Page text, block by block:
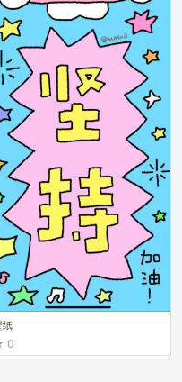
纸
0